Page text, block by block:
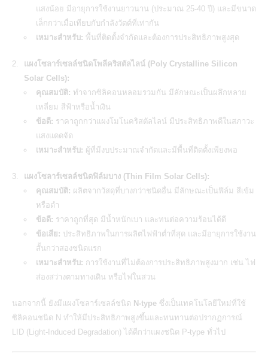
แสงน้อย มีอายุการใช้งานยาวนาน (ประมาณ 25-40 ปี) และมีขนาด
เล็กกว่าเมื่อเทียบกับกำลังวัตต์ที่เท่ากัน
เหมาะสำหรับ: พื้นที่ติดตั้งจำกัดและต้องการประสิทธิภาพสูงสุด
แผงโซลาร์เซลล์ชนิดโพลีคริสตัลไลน์ (Poly Crystalline Silicon
Solar Cells):
คุณสมบัติ: ทำจากซิลิคอนหลอมรวมกัน มีลักษณะเป็นผลึกหลาย
เหลี่ยม สีฟ้าหรือน้ำเงิน
ข้อดี: ราคาถูกกว่าแผงโมโนคริสตัลไลน์ มีประสิทธิภาพดีในสภาวะ
แสงแดดจัด
เหมาะสำหรับ: ผู้ที่มีงบประมาณจำกัดและมีพื้นที่ติดตั้งเพียงพอ
แผงโซลาร์เซลล์ชนิดฟิล์มบาง (Thin Film Solar Cells):
คุณสมบัติ: ผลิตจากวัสดุที่บางกว่าชนิดอื่น มีลักษณะเป็นฟิล์ม สีเข้ม
หรือดำ
ข้อดี: ราคาถูกที่สุด มีน้ำหนักเบา และทนต่อความร้อนได้ดี
ข้อเสีย: ประสิทธิภาพในการผลิตไฟฟ้าต่ำที่สุด และมีอายุการใช้งาน
สั้นกว่าสองชนิดแรก
เหมาะสำหรับ: การใช้งานที่ไม่ต้องการประสิทธิภาพสูงมาก เช่น ไฟ
ส่องสว่างตามทางเดิน หรือไฟในสวน
นอกจากนี้ ยังมีแผงโซลาร์เซลล์ชนิด N-type ซึ่งเป็นเทคโนโลยีใหม่ที่ใช้
ซิลิคอนชนิด N ทำให้มีประสิทธิภาพสูงขึ้นและทนทานต่อปรากฏการณ์
LID (Light-Induced Degradation) ได้ดีกว่าแผงชนิด P-type ทั่วไป